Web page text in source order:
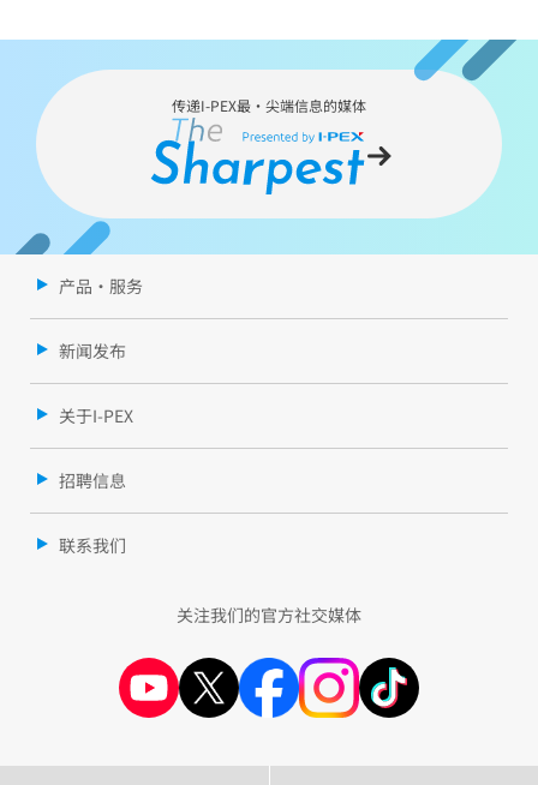
传递I-PEX最・尖端信息的媒体
产品・服务
新闻发布
关于I-PEX
招聘信息
联系我们
关注我们的官方社交媒体